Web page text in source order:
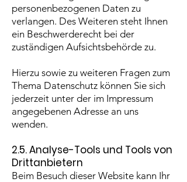
personenbezogenen Daten zu
verlangen. Des Weiteren steht Ihnen
ein Beschwerderecht bei der
zuständigen Aufsichtsbehörde zu.
Hierzu sowie zu weiteren Fragen zum
Thema Datenschutz können Sie sich
jederzeit unter der im Impressum
angegebenen Adresse an uns
wenden.
2.5. Analyse-Tools und Tools von
Drittanbietern
Beim Besuch dieser Website kann Ihr